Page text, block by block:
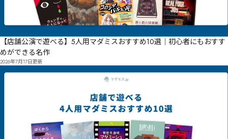
【店舗公演で遊べる】5人用マダミスおすすめ10選｜初心者にもおすす
めができる名作
2026年7月17日更新